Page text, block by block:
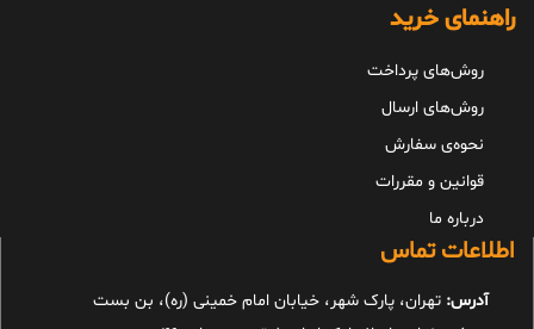
راهنمای خرید
روش‌های پرداخت
روش‌های ارسال
نحوه‌ی سفارش
قوانین و مقررات
درباره ما
اطلاعات تماس
آدرس: تهران، پارک شهر، خیابان امام خمینی (ره)، بن بست